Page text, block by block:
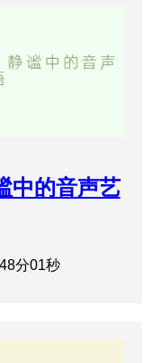
中的音声艺
分01秒